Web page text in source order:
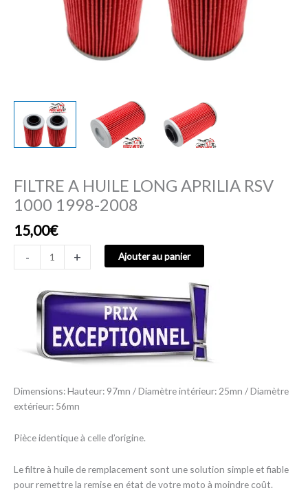
FILTRE A HUILE LONG APRILIA RSV
1000 1998-2008
15,00€
- + Ajouter au panier
Dimensions: Hauteur: 97mn / Diamètre intérieur: 25mn / Diamètre
extérieur: 56mn
Pièce identique à celle d’origine.
Le filtre à huile de remplacement sont une solution simple et fiable
pour remettre la remise en état de votre moto à moindre coût.